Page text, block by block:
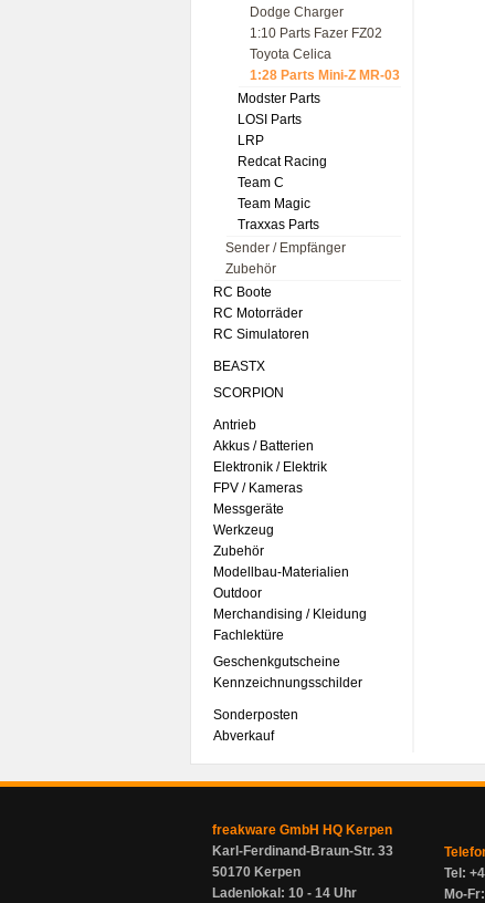
Dodge Charger
1:10 Parts Fazer FZ02
Toyota Celica
1:28 Parts Mini‑Z MR‑03
Modster Parts
LOSI Parts
LRP
Redcat Racing
Team C
Team Magic
Traxxas Parts
Sender / Empfänger
Zubehör
RC Boote
RC Motorräder
RC Simulatoren
BEASTX
SCORPION
Antrieb
Akkus / Batterien
Elektronik / Elektrik
FPV / Kameras
Messgeräte
Werkzeug
Zubehör
Modellbau-Materialien
Outdoor
Merchandising / Kleidung
Fachlektüre
Geschenkgutscheine
Kennzeichnungsschilder
Sonderposten
Abverkauf
freakware GmbH HQ Kerpen
Karl-Ferdinand-Braun-Str. 33
50170 Kerpen
Ladenlokal: 10 - 14 Uhr
Tel:
Mo-